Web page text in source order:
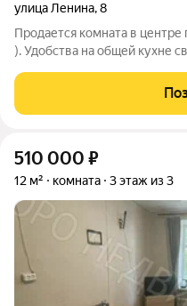
улица Ленина,8
Продается комната в
). Удобства на общей кухне
инфраструктура в шаговой
510 000 ₽
12 м² комната 3 этаж из 3